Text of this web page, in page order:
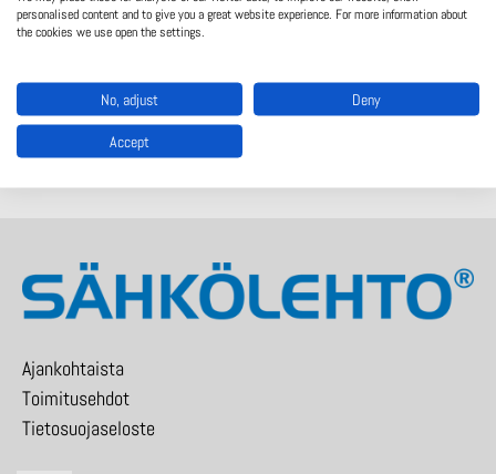
Sähkölehdon väki
Ajankohtaista
Toimitusehdot
Tietosuojaseloste
personalised content and to give you a great website experience. For more information about
the cookies we use open the settings.
No, adjust Deny
Accept